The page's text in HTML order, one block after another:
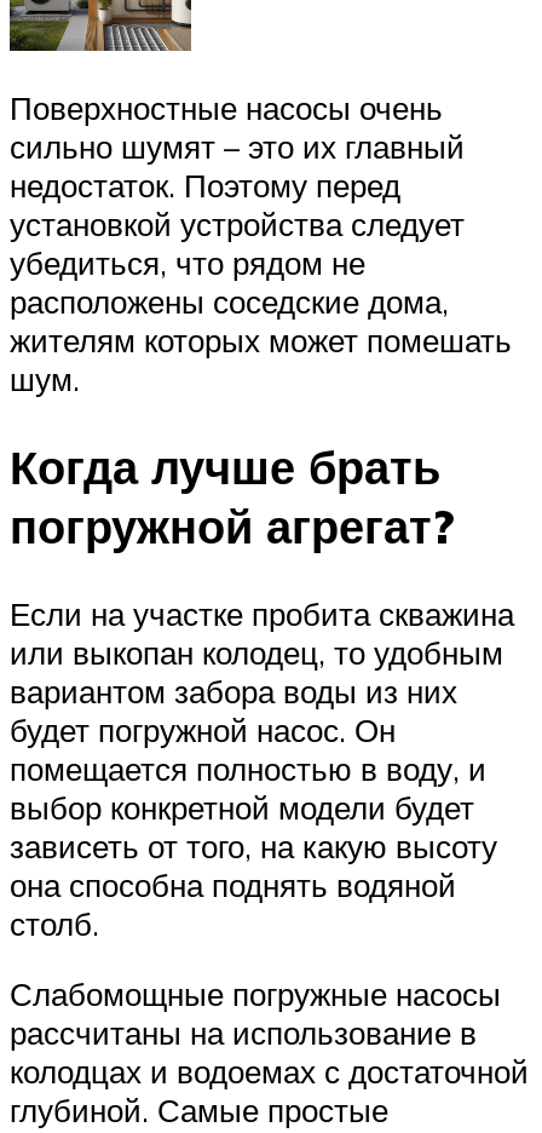
Поверхностные насосы очень
сильно шумят – это их главный
недостаток. Поэтому перед
установкой устройства следует
убедиться, что рядом не
расположены соседские дома,
жителям которых может помешать
шум.
Когда лучше брать
погружной агрегат?
Если на участке пробита скважина
или выкопан колодец, то удобным
вариантом забора воды из них
будет погружной насос. Он
помещается полностью в воду, и
выбор конкретной модели будет
зависеть от того, на какую высоту
она способна поднять водяной
столб.
Слабомощные погружные насосы
рассчитаны на использование в
колодцах и водоемах с достаточной
глубиной. Самые простые